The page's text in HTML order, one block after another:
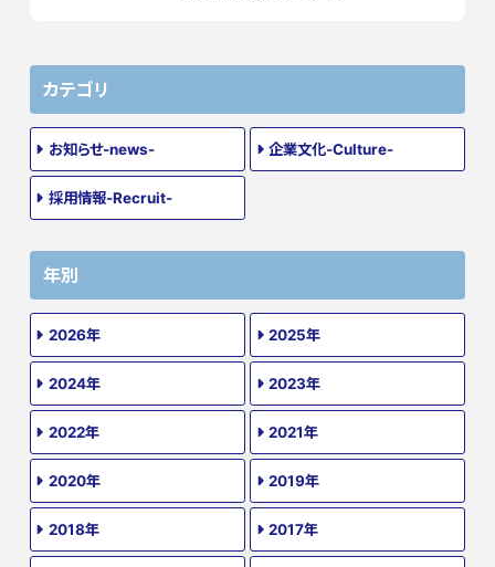
カテゴリ
お知らせ-news- 企業文化-Culture-
採用情報-Recruit-
年別
2026年 2025年
2024年 2023年
2022年 2021年
2020年 2019年
2018年 2017年